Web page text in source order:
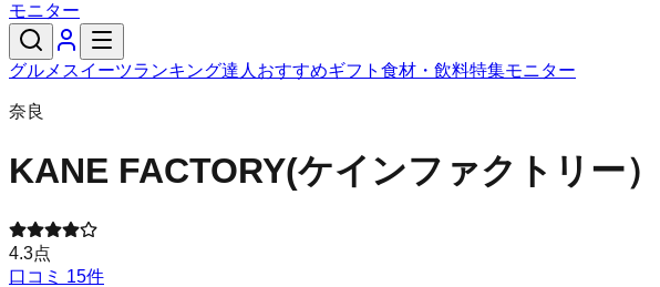
モニター
グルメ スイーツランキング達人おすすめギフト 食材・飲料特集モニター
奈良
KANE FACTORY(ケインファクトリー）
4.3点
口コミ 15件